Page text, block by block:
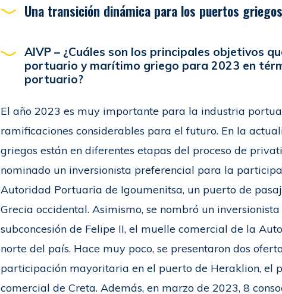
Una transición dinámica para los puertos griegos
AIVP – ¿Cuáles son los principales objetivos
portuario y marítimo griego para 2023 en
portuario?
El año 2023 es muy importante para la industria
ramificaciones considerables para el futuro. En la
griegos están en diferentes etapas del proceso de
nominado un inversionista preferencial para la
Autoridad Portuaria de Igoumenitsa, un puerto de
Grecia occidental. Asimismo, se nombró un
subconcesión de Felipe II, el muelle comercial de la
norte del país. Hace muy poco, se presentaron dos
participación mayoritaria en el puerto de Heraklion, el
comercial de Creta. Además, en marzo de 2023, 8